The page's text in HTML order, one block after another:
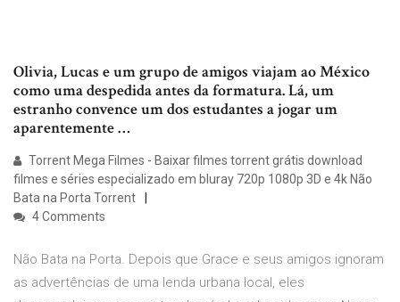
Olivia, Lucas e um grupo de amigos viajam ao México
como uma despedida antes da formatura. Lá, um
estranho convence um dos estudantes a jogar um
aparentemente …
Torrent Mega Filmes - Baixar filmes torrent grátis download
filmes e séries especializado em bluray 720p 1080p 3D e 4k Não
Bata na Porta Torrent
4 Comments
Não Bata na Porta. Depois que Grace e seus amigos ignoram
as advertências de uma lenda urbana local, eles